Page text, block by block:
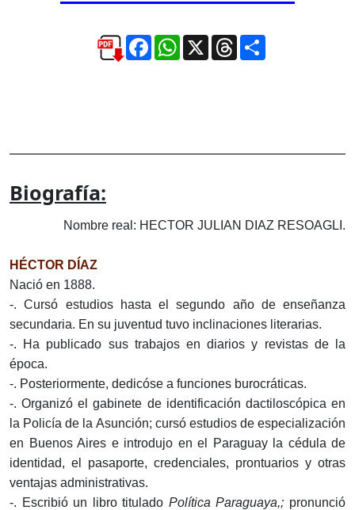
FacebookWhatsApp
X ThreadsCompartir
Biografía:
Nombre real: HECTOR JULIAN DIAZ RESOAGLI.
HÉCTOR DÍAZ
Nació en 1888.
-. Cursó estudios hasta el segundo año de enseñanza
secundaria. En su juventud tuvo inclinaciones literarias.
-. Ha publicado sus trabajos en diarios y revistas de la
época.
-. Posteriormente, dedicóse a funciones burocráticas.
-. Organizó el gabinete de identificación dactiloscópica en
la Policía de la Asunción; cursó estudios de especialización
en Buenos Aires e introdujo en el Paraguay la cédula de
identidad, el pasaporte, credenciales, prontuarios y otras
ventajas administrativas.
-. Escribió un libro titulado Política Paraguaya,; pronunció